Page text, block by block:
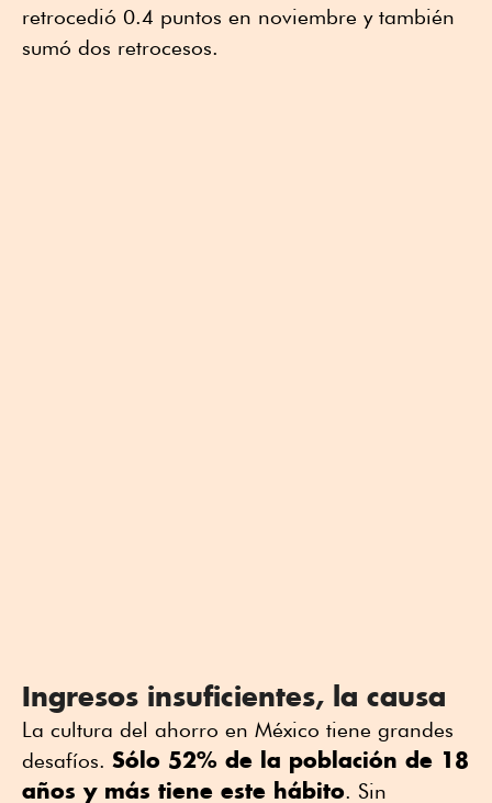
retrocedió 0.4 puntos en noviembre y también
sumó dos retrocesos.
Ingresos insuficientes, la causa
La cultura del ahorro en México tiene grandes
desafíos. Sólo 52% de la población de 18
años y más tiene este hábito. Sin